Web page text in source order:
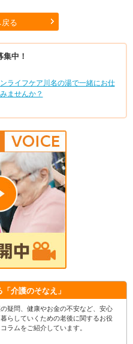
る
集中！
ライフケア川名の湯で一緒にお仕
ませんか？
「介護のそなえ」
疑問、健康やお金の不安など、安心
暮らしていくための老後に関するお役
ラムをご紹介しています。